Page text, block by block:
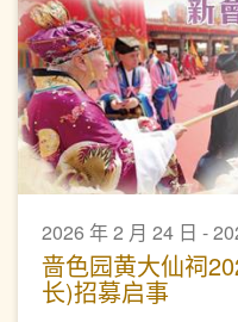
2026 年 2 月 24 日 -
啬色园黄大仙祠
长)招募启事